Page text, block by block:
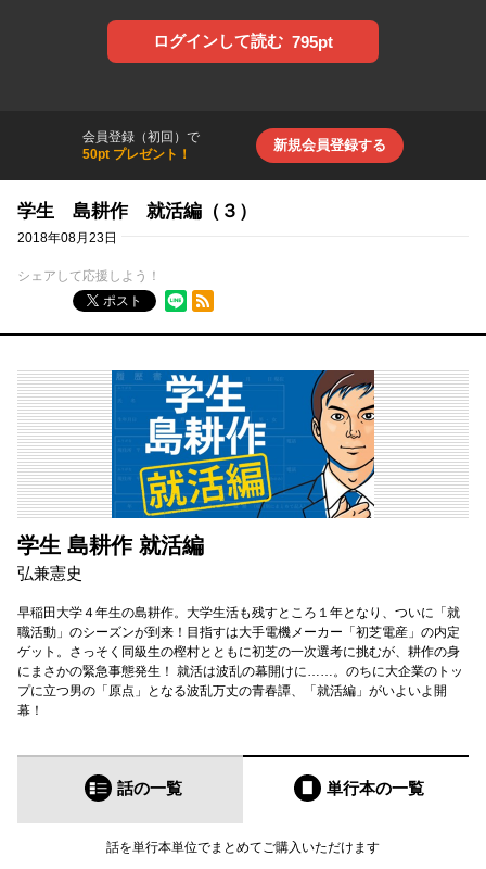
ログインして読む 795pt
会員登録（初回）で
50pt プレゼント！
新規会員登録する
学生 島耕作 就活編（３）
2018年08月23日
シェアして応援しよう！
ポスト
RSSフィード
学生 島耕作 就活編
弘兼憲史
早稲田大学４年生の島耕作。大学生活も残すところ１年となり、ついに「就
職活動」のシーズンが到来！目指すは大手電機メーカー「初芝電産」の内定
ゲット。さっそく同級生の樫村とともに初芝の一次選考に挑むが、耕作の身
にまさかの緊急事態発生！ 就活は波乱の幕開けに……。のちに大企業のトッ
プに立つ男の「原点」となる波乱万丈の青春譚、「就活編」がいよいよ開
幕！
話の一覧 単行本の一覧
話を単行本単位でまとめてご購入いただけます